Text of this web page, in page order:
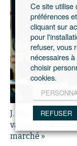
J. Baudrier : «
vacance, c’est
marché »
Ce site utilise
préférences
cliquant sur
pour
refuser, vous
nécessaires
choisir
cookies.
REFUSER